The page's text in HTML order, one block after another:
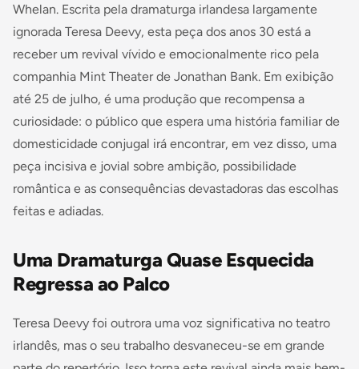
Whelan. Escrita pela dramaturga irlandesa largamente
ignorada Teresa Deevy, esta peça dos anos 30 está a
receber um revival vívido e emocionalmente rico pela
companhia Mint Theater de Jonathan Bank. Em exibição
até 25 de julho, é uma produção que recompensa a
curiosidade: o público que espera uma história familiar de
domesticidade conjugal irá encontrar, em vez disso, uma
peça incisiva e jovial sobre ambição, possibilidade
romântica e as consequências devastadoras das escolhas
feitas e adiadas.
Uma Dramaturga Quase Esquecida
Regressa ao Palco
Teresa Deevy foi outrora uma voz significativa no teatro
irlandês, mas o seu trabalho desvaneceu-se em grande